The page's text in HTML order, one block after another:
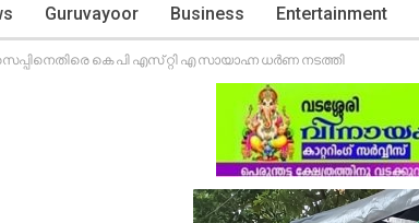
Guruvayoor Business Entertainment
കെ പി എസ് റ്റി എ സായാഹ്ന ധർണ നടത്തി